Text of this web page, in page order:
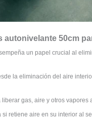
autonivelante 50cm
un papel crucial al
la eliminación del aire
gas, aire y otros
si retiene aire en su interior al